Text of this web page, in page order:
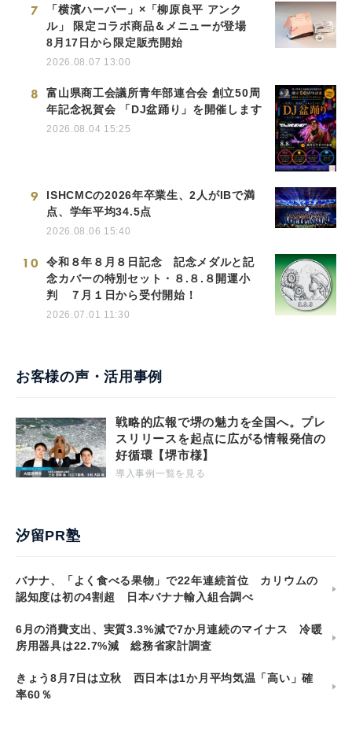
7
「横濱ハーバー」×「柳原良平 アンク
ル」 限定コラボ商品＆メニューが登場
8月17日から限定販売開始
2026.08.07 13:00
8
富山県商工会議所青年部連合会 創立50周
年記念祝賀会 「DJ盆踊り」を開催します
2026.08.04 15:25
9
ISHCMCの2026年卒業生、2人がIBで満
点、学年平均34.5点
2026.08.06 15:40
10
令和８年８月８日記念 記念メダルと記
念カバーの特別セット・８.８.８開運小
判 ７月１日から受付開始！
2026.07.01 11:30
お客様の声・活用事例
戦略的広報で堺の魅力を全国へ。プレ
スリリースを起点に広がる情報発信の
好循環【堺市様】
導入事例一覧を見る
汐留PR塾
バナナ、「よく食べる果物」で22年連続首位 カリウムの
認知度は初の4割超 日本バナナ輸入組合調べ
6月の消費支出、実質3.3%減で7か月連続のマイナス 冷暖
房用器具は22.7%減 総務省家計調査
きょう8月7日は立秋 西日本は1か月平均気温「高い」確
率60％